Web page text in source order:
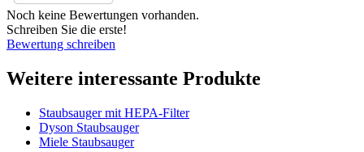
Noch keine Bewertungen vorhanden.
Schreiben Sie die erste!
Bewertung schreiben
Weitere interessante Produkte
Staubsauger mit HEPA-Filter
Dyson Staubsauger
Miele Staubsauger